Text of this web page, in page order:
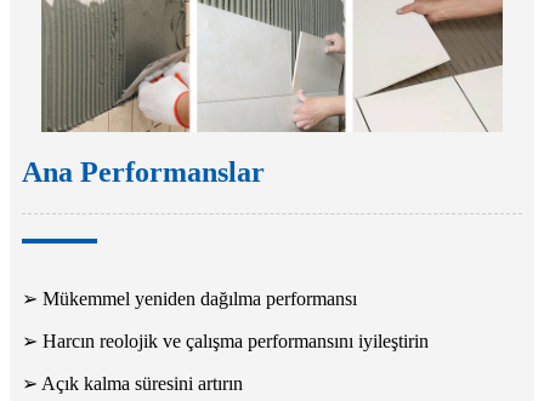
Ana Performanslar
➢ Mükemmel yeniden dağılma performansı
➢ Harcın reolojik ve çalışma performansını iyileştirin
➢ Açık kalma süresini artırın